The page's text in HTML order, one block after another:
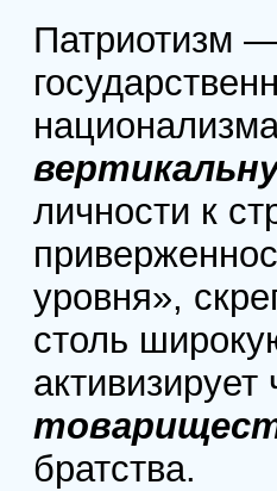
Патриотизм
личности к
уровня»,
столь
братства.